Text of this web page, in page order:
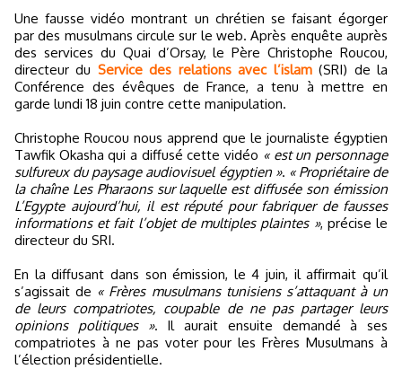
Une fausse vidéo montrant un chrétien se faisant égorger
par des musulmans circule sur le web. Après enquête auprès
des services du Quai d’Orsay, le Père Christophe Roucou,
directeur du Service des relations avec l’islam(SRI) de la
Conférence des évêques de France, a tenu à mettre en
garde lundi 18 juin contre cette manipulation.
Christophe Roucou nous apprend que le journaliste égyptien
Tawfik Okasha qui a diffusé cette vidéo « est un personnage
sulfureux du paysage audiovisuel égyptien ». « Propriétaire de
la chaîne Les Pharaons sur laquelle est diffusée son émission
L’Egypte aujourd’hui, il est réputé pour fabriquer de fausses
informations et fait l’objet de multiples plaintes », précise le
directeur du SRI.
En la diffusant dans son émission, le 4 juin, il affirmait qu’il
s’agissait de « Frères musulmans tunisiens s’attaquant à un
de leurs compatriotes, coupable de ne pas partager leurs
opinions politiques ». Il aurait ensuite demandé à ses
compatriotes à ne pas voter pour les Frères Musulmans à
l’élection présidentielle.